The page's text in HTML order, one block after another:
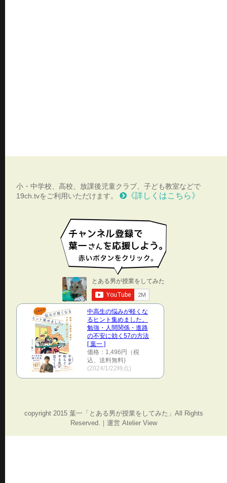
小・中学校、高校、放課後児童クラブ、子ども教室などで
19ch.tvをご利用いただけます。
《詳しくはこちら》
中高生の悩みが軽くな
るヒント集めました。
勉強・人間関係・進路
の不安に効く57の方法
[ 葉一 ]
価格：1,496円（税
込、送料無料)
(2024/1/22時点)
copyright 2015 葉一「とある男が授業をしてみた」All Rights
Reserved.｜運営 Atelier View